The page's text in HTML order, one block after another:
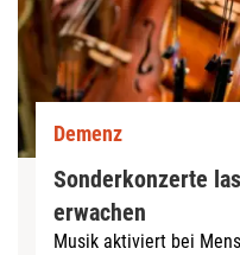
Demenz
Sonderkonzerte
erwachen
Musik aktiviert bei